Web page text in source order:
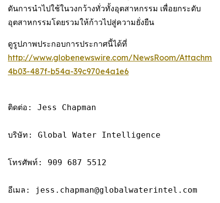
ดันการนำไปใช้ในวงกว้างทั่วทั้งอุตสาหกรรม เพื่อยกระดับ
อุตสาหกรรมโดยรวมให้ก้าวไปสู่ความยั่งยืน
ดูรูปภาพประกอบการประกาศนี้ได้ที่
http://www.globenewswire.com/NewsRoom/
4b03-487f-b54a-39c970e4a1e6
ติดต่อ: Jess Chapman
บริษัท: Global Water Intelligence
โทรศัพท์: 909 687 5512
อีเมล: jess.chapman@globalwaterintel.com